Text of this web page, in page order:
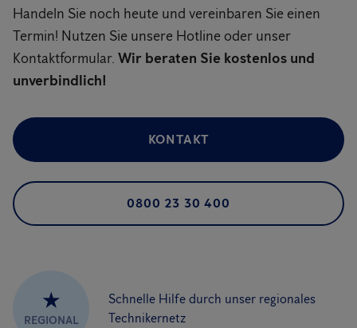
Handeln Sie noch heute und vereinbaren Sie einen
Termin! Nutzen Sie unsere Hotline oder unser
Kontaktformular. Wir beraten Sie kostenlos und
unverbindlich!
KONTAKT
0800 23 30 400
★
REGIONAL
Schnelle Hilfe durch unser regionales
Technikernetz